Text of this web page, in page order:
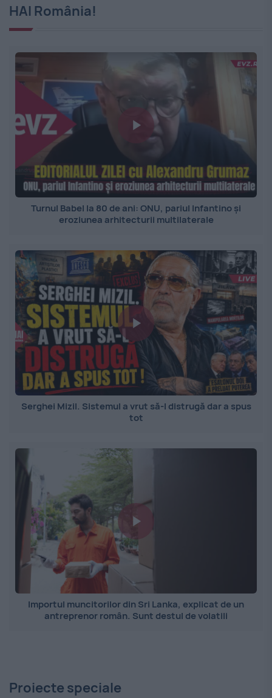
HAI România!
Turnul Babel la 80 de ani: ONU, pariul Infantino și
eroziunea arhitecturii multilaterale
Serghei Mizil. Sistemul a vrut să-l distrugă dar a spus
tot
Importul muncitorilor din Sri Lanka, explicat de un
antreprenor român. Sunt destul de volatili
Proiecte speciale